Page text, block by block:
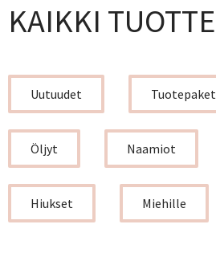
KAIKKI
Uutuudet
Öljyt Naamiot
Hiukset Miehille